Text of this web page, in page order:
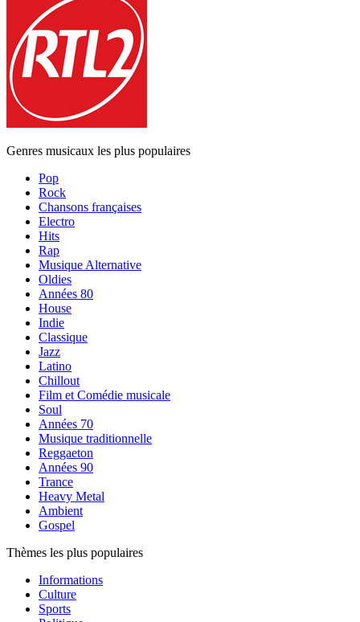
Genres musicaux les plus populaires
Pop
Rock
Chansons françaises
Electro
Hits
Rap
Musique Alternative
Oldies
Années 80
House
Indie
Classique
Jazz
Latino
Chillout
Film et Comédie musicale
Soul
Années 70
Musique traditionnelle
Reggaeton
Années 90
Trance
Heavy Metal
Ambient
Gospel
Thèmes les plus populaires
Informations
Culture
Sports